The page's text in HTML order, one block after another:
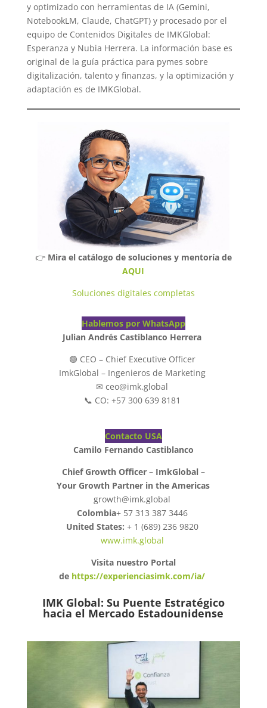
y optimizado con herramientas de IA (Gemini,
NotebookLM, Claude, ChatGPT) y procesado por el
equipo de Contenidos Digitales de IMKGlobal:
Esperanza y Nubia Herrera. La información base es
original de la guía práctica para pymes sobre
digitalización, talento y finanzas, y la optimización y
adaptación es de IMKGlobal.
👉 Mira el catálogo de soluciones y mentoría de
AQUI
Soluciones digitales completas
Hablemos por WhatsApp
Julian Andrés Castiblanco Herrera
🟢 CEO – Chief Executive Officer
ImkGlobal – Ingenieros de Marketing
✉ ceo@imk.global
📞 CO: +57 300 639 8181
Contacto USA
Camilo Fernando Castiblanco
Chief Growth Officer – ImkGlobal –
Your Growth Partner in the Americas
growth@imk.global
Colombia+ 57 313 387 3446
United States: + 1 (689) 236 9820
www.imk.global
Visita nuestro Portal
de https://experienciasimk.com/ia/
IMK Global: Su Puente Estratégico
hacia el Mercado Estadounidense